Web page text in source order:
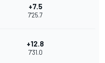
+7.5
7'25.7
+12.8
7'31.0